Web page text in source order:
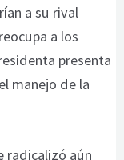
a su rival
a los
presenta
manejo de la
radicalizó aún